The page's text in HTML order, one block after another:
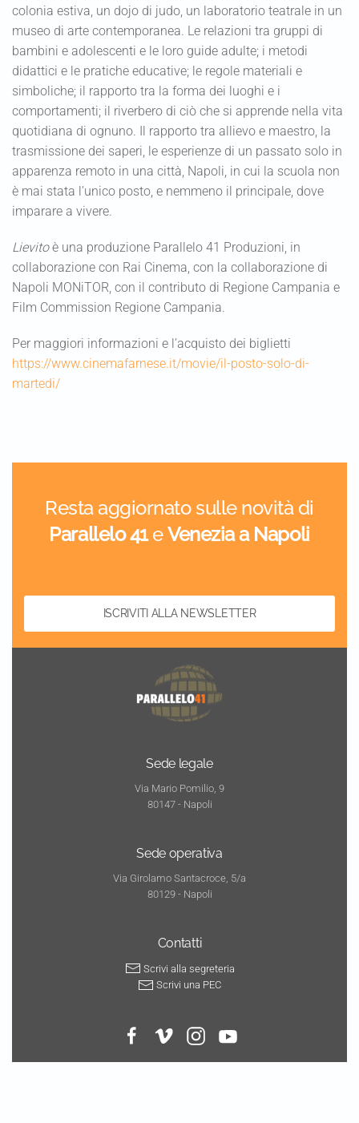
colonia estiva, un dojo di judo, un laboratorio teatrale in un
museo di arte contemporanea. Le relazioni tra gruppi di
bambini e adolescenti e le loro guide adulte; i metodi
didattici e le pratiche educative; le regole materiali e
simboliche; il rapporto tra la forma dei luoghi e i
comportamenti; il riverbero di ciò che si apprende nella vita
quotidiana di ognuno. Il rapporto tra allievo e maestro, la
trasmissione dei saperi, le esperienze di un passato solo in
apparenza remoto in una città, Napoli, in cui la scuola non
è mai stata l’unico posto, e nemmeno il principale, dove
imparare a vivere.
Lievitoè una produzione Parallelo 41 Produzioni, in
collaborazione con Rai Cinema, con la collaborazione di
Napoli MONiTOR, con il contributo di Regione Campania e
Film Commission Regione Campania.
Per maggiori informazioni e l’acquisto dei biglietti
https://www.cinemafarnese.it/movie/il-posto-solo-di-
martedi/
Resta aggiornato sulle novità di
Parallelo 41eVenezia a Napoli
ISCRIVITI ALLA NEWSLETTER
Sede legale
Via Mario Pomilio, 9
80147 - Napoli
Sede operativa
Via Girolamo Santacroce, 5/a
80129 - Napoli
Contatti
Scrivi alla segreteria
Scrivi una PEC